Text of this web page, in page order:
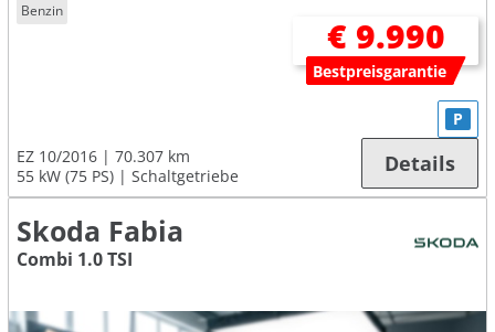
Benzin
€ 9.990
Bestpreisgarantie
EZ 10/2016
70.307 km
55 kW (75 PS)
Schaltgetriebe
P
Details
Skoda Fabia
Combi 1.0 TSI